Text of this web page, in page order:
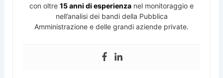
con oltre 15 anni di esperienza nel monitoraggio e
nell’analisi dei bandi della Pubblica
Amministrazione e delle grandi aziende private.